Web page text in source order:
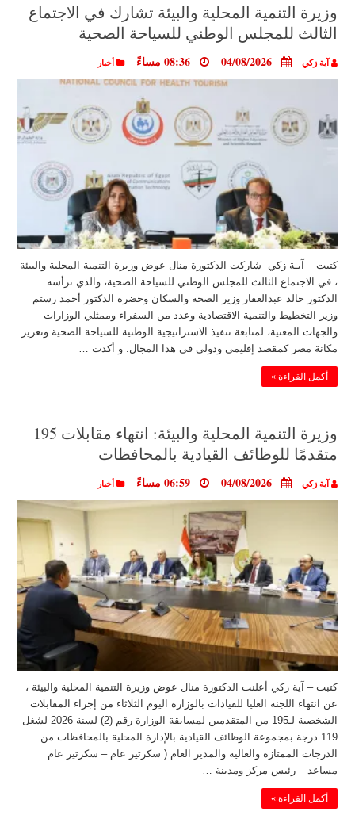
وزيرة التنمية المحلية والبيئة تشارك في الاجتماع
الثالث للمجلس الوطني للسياحة الصحية
آية زكي 04/08/2026 08:36 مساءً أخبار
كتبت – آيـة زكي شاركت الدكتورة منال عوض وزيرة التنمية المحلية والبيئة
، في الاجتماع الثالث للمجلس الوطني للسياحة الصحية، والذي ترأسه
الدكتور خالد عبدالغفار وزير الصحة والسكان وحضره الدكتور أحمد رستم
وزير التخطيط والتنمية الاقتصادية وعدد من السفراء وممثلي الوزارات
والجهات المعنية، لمتابعة تنفيذ الاستراتيجية الوطنية للسياحة الصحية وتعزيز
مكانة مصر كمقصد إقليمي ودولي في هذا المجال. و أكدت …
أكمل القراءة »
وزيرة التنمية المحلية والبيئة: انتهاء مقابلات 195
متقدمًا للوظائف القيادية بالمحافظات
آية زكي 04/08/2026 06:59 مساءً أخبار
كتبت – آية زكي أعلنت الدكتورة منال عوض وزيرة التنمية المحلية والبيئة ،
عن انتهاء اللجنة العليا للقيادات بالوزارة اليوم الثلاثاء من إجراء المقابلات
الشخصية لـ195 من المتقدمين لمسابقة الوزارة رقم (2) لسنة 2026 لشغل
119 درجة بمجموعة الوظائف القيادية بالإدارة المحلية بالمحافظات من
الدرجات الممتازة والعالية والمدير العام ( سكرتير عام – سكرتير عام
مساعد – رئيس مركز ومدينة …
أكمل القراءة »